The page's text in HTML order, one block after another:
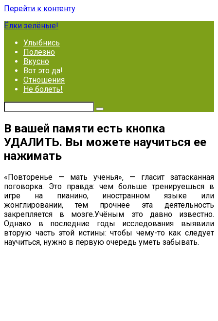
Перейти к контенту
Ёлки зелёные!
Улыбнись
Полезно
Вкусно
Вот это да!
Отношения
Не болеть!
В вашей памяти есть кнопка
УДАЛИТЬ. Вы можете научиться ее
нажимать
«Повторенье — мать ученья», — гласит затасканная
поговорка. Это правда: чем больше тренируешься в
игре на пианино, иностранном языке или
жонглировании, тем прочнее эта деятельность
закрепляется в мозге.Учёным это давно известно.
Однако в последние годы исследования выявили
вторую часть этой истины: чтобы чему-то как следует
научиться, нужно в первую очередь уметь забывать.